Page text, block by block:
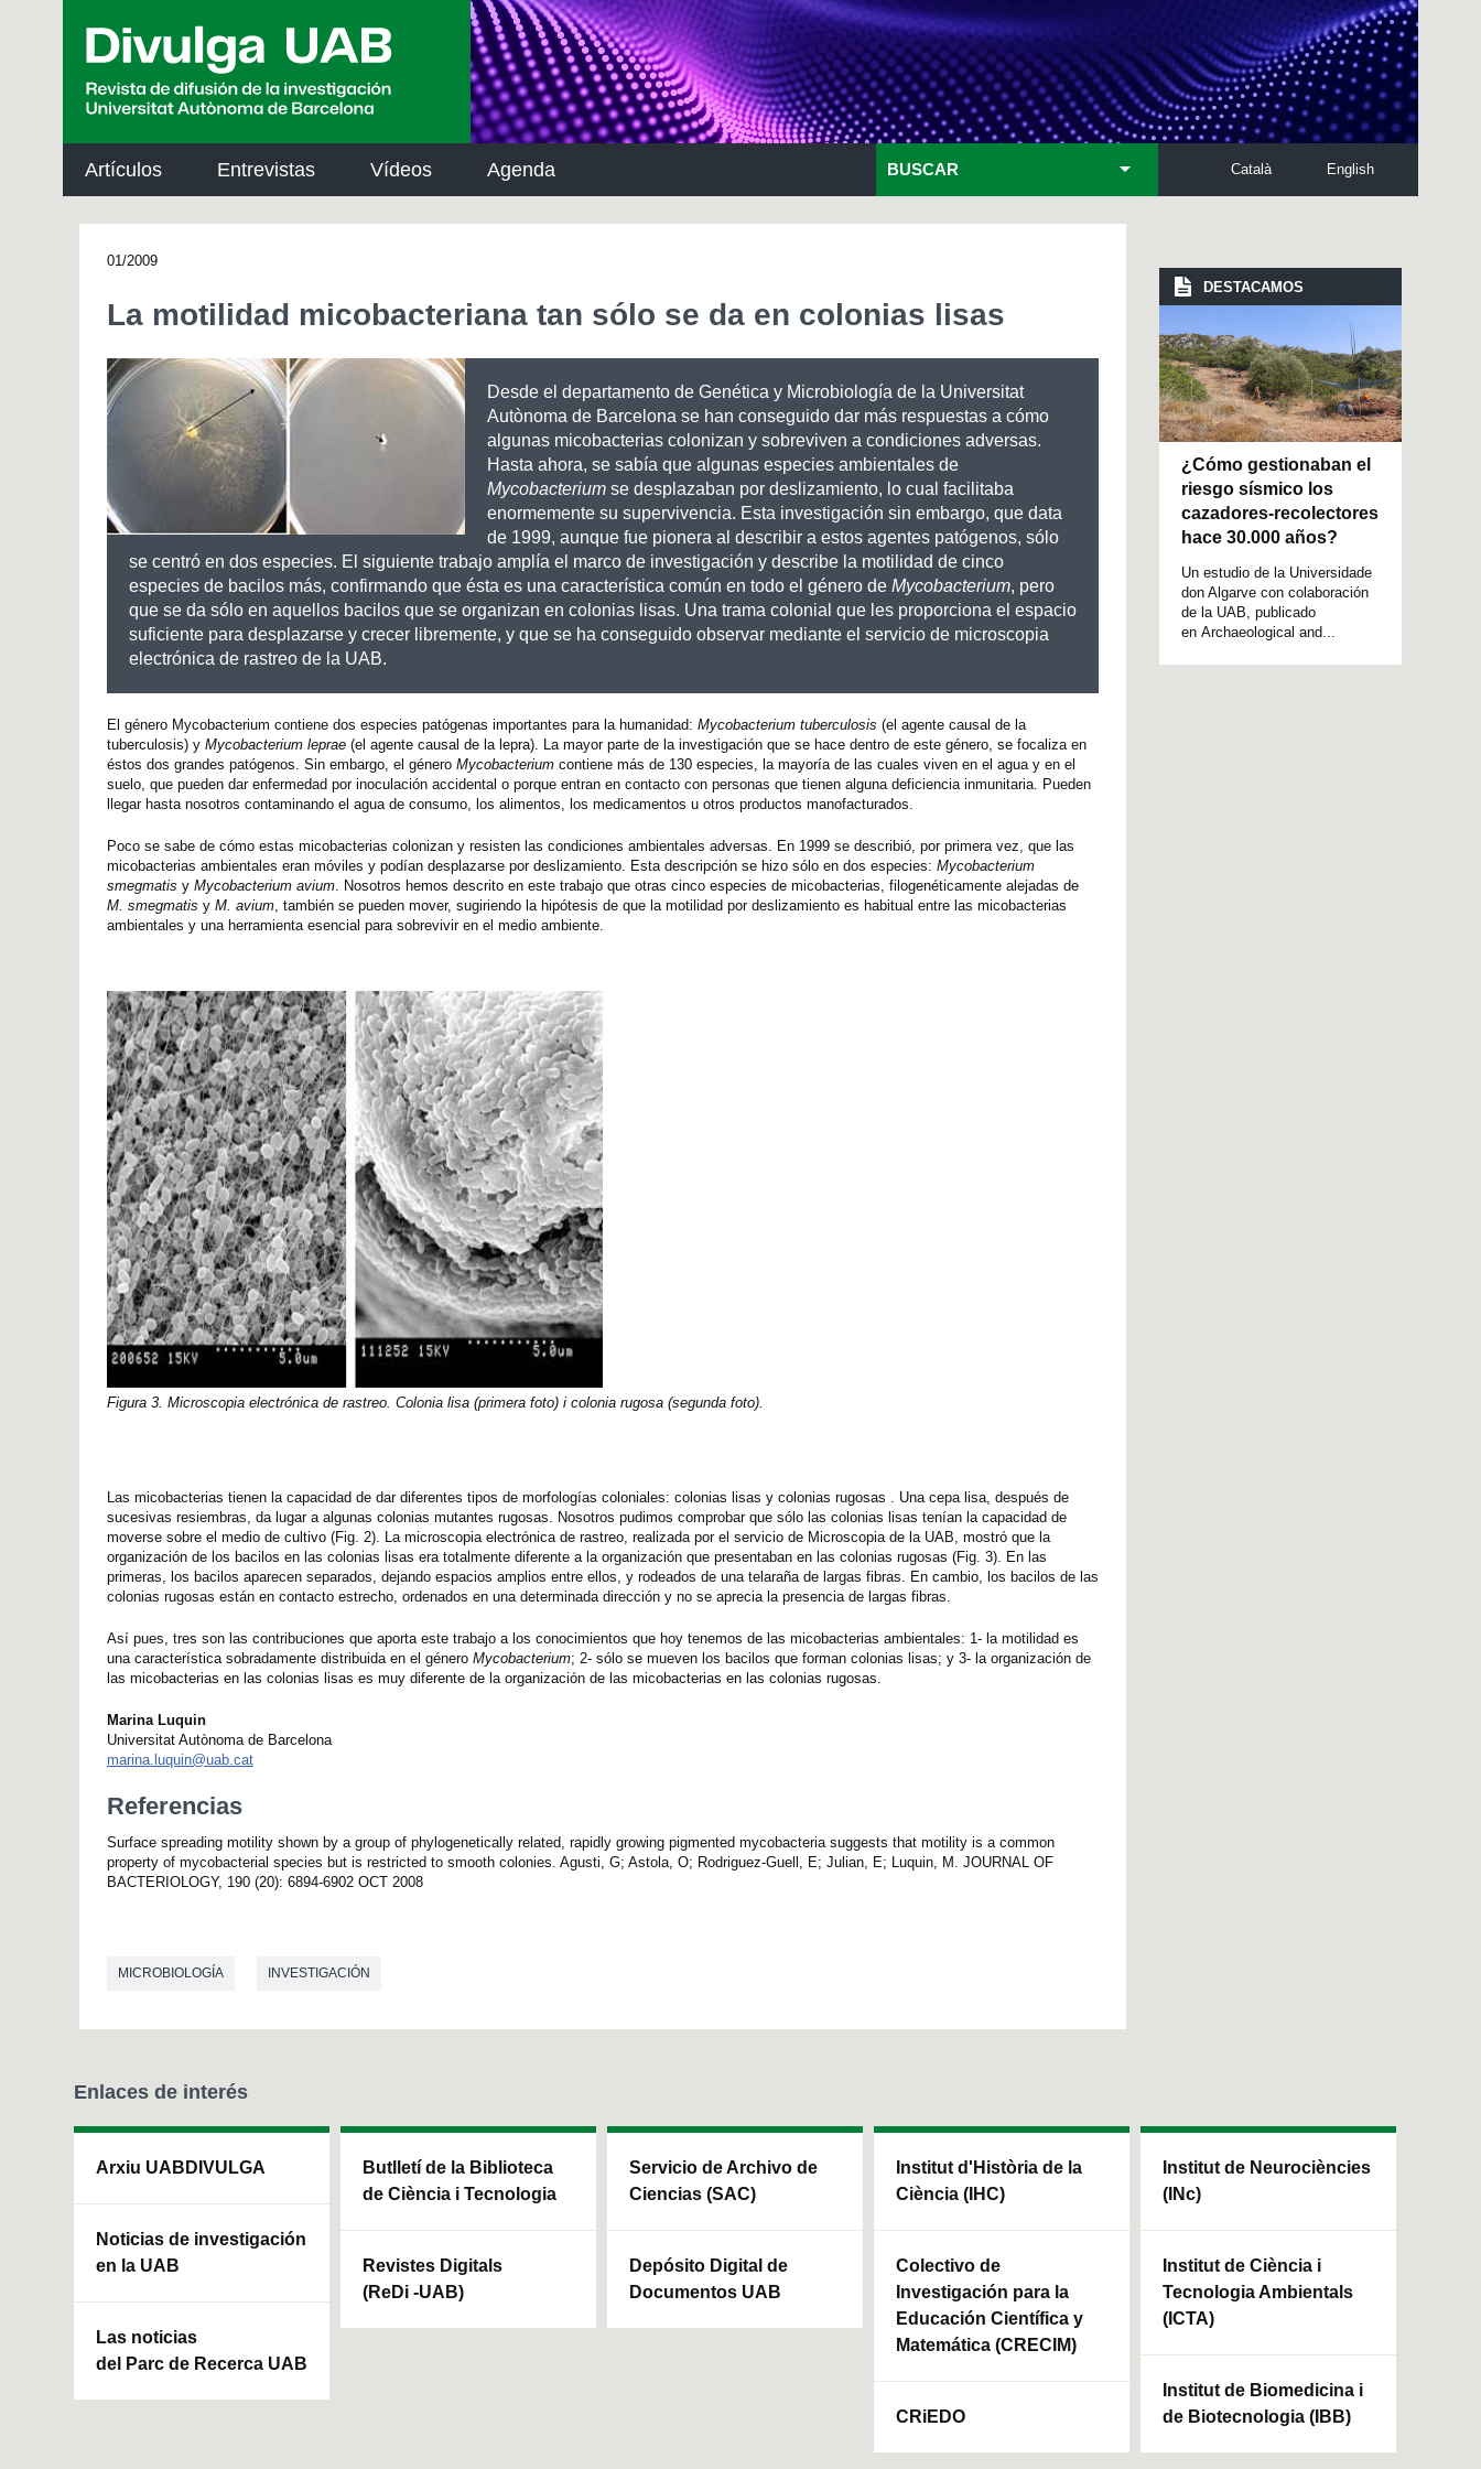
Artículos Entrevistas Vídeos Agenda English
Català
BUSCAR
01/2009
La motilidad micobacteriana tan sólo se da en colonias lisas
Desde el departamento de Genética y Microbiología de la Universitat
Autònoma de Barcelona se han conseguido dar más respuestas a cómo
algunas micobacterias colonizan y sobreviven a condiciones adversas.
Hasta ahora, se sabía que algunas especies ambientales de
Mycobacterium se desplazaban por deslizamiento, lo cual facilitaba
enormemente su supervivencia. Esta investigación sin embargo, que data
de 1999, aunque fue pionera al describir a estos agentes patógenos, sólo
se centró en dos especies. El siguiente trabajo amplía el marco de investigación y describe la motilidad de cinco
especies de bacilos más, confirmando que ésta es una característica común en todo el género de Mycobacterium, pero
que se da sólo en aquellos bacilos que se organizan en colonias lisas. Una trama colonial que les proporciona el espacio
suficiente para desplazarse y crecer libremente, y que se ha conseguido observar mediante el servicio de microscopia
electrónica de rastreo de la UAB.
El género Mycobacterium contiene dos especies patógenas importantes para la humanidad: Mycobacterium tuberculosis (el agente causal de la
tuberculosis) y Mycobacterium leprae (el agente causal de la lepra). La mayor parte de la investigación que se hace dentro de este género, se focaliza en
éstos dos grandes patógenos. Sin embargo, el género Mycobacterium contiene más de 130 especies, la mayoría de las cuales viven en el agua y en el
suelo, que pueden dar enfermedad por inoculación accidental o porque entran en contacto con personas que tienen alguna deficiencia inmunitaria. Pueden
llegar hasta nosotros contaminando el agua de consumo, los alimentos, los medicamentos u otros productos manofacturados.
Poco se sabe de cómo estas micobacterias colonizan y resisten las condiciones ambientales adversas. En 1999 se describió, por primera vez, que las
micobacterias ambientales eran móviles y podían desplazarse por deslizamiento. Esta descripción se hizo sólo en dos especies: Mycobacterium
smegmatis y Mycobacterium avium. Nosotros hemos descrito en este trabajo que otras cinco especies de micobacterias, filogenéticamente alejadas de
M. smegmatis y M. avium, también se pueden mover, sugiriendo la hipótesis de que la motilidad por deslizamiento es habitual entre las micobacterias
ambientales y una herramienta esencial para sobrevivir en el medio ambiente.
Figura 3. Microscopia electrónica de rastreo. Colonia lisa (primera foto) i colonia rugosa (segunda foto).
Las micobacterias tienen la capacidad de dar diferentes tipos de morfologías coloniales: colonias lisas y colonias rugosas . Una cepa lisa, después de
sucesivas resiembras, da lugar a algunas colonias mutantes rugosas. Nosotros pudimos comprobar que sólo las colonias lisas tenían la capacidad de
moverse sobre el medio de cultivo (Fig. 2). La microscopia electrónica de rastreo, realizada por el servicio de Microscopia de la UAB, mostró que la
organización de los bacilos en las colonias lisas era totalmente diferente a la organización que presentaban en las colonias rugosas (Fig. 3). En las
primeras, los bacilos aparecen separados, dejando espacios amplios entre ellos, y rodeados de una telaraña de largas fibras. En cambio, los bacilos de las
colonias rugosas están en contacto estrecho, ordenados en una determinada dirección y no se aprecia la presencia de largas fibras.
Así pues, tres son las contribuciones que aporta este trabajo a los conocimientos que hoy tenemos de las micobacterias ambientales: 1- la motilidad es
una característica sobradamente distribuida en el género Mycobacterium; 2- sólo se mueven los bacilos que forman colonias lisas; y 3- la organización de
las micobacterias en las colonias lisas es muy diferente de la organización de las micobacterias en las colonias rugosas.
Marina Luquin
Universitat Autònoma de Barcelona
marina.luquin@uab.cat
Referencias
Surface spreading motility shown by a group of phylogenetically related, rapidly growing pigmented mycobacteria suggests that motility is a common
property of mycobacterial species but is restricted to smooth colonies. Agusti, G; Astola, O; Rodriguez-Guell, E; Julian, E; Luquin, M. JOURNAL OF
BACTERIOLOGY, 190 (20): 6894-6902 OCT 2008
MICROBIOLOGÍA INVESTIGACIÓN
DESTACAMOS
¿Cómo gestionaban el
riesgo sísmico los
cazadores-recolectores
hace 30.000 años?
Un estudio de la Universidade
don Algarve con colaboración
de la UAB, publicado
en Archaeological and...
Enlaces de interés
Arxiu UABDIVULGA
Noticias de investigación
en la UAB
Las noticias
del Parc de Recerca UAB
Butlletí de la Biblioteca
de Ciència i Tecnologia
Revistes Digitals
(ReDi -UAB)
Servicio de Archivo de
Ciencias (SAC)
Depósito Digital de
Documentos UAB
Institut d'Història de la
Ciència (IHC)
Colectivo de
Investigación para la
Educación Científica y
Matemática (CRECIM)
CRiEDO
Institut de Neurociències
(INc)
Institut de Ciència i
Tecnologia Ambientals
(ICTA)
Institut de Biomedicina i
de Biotecnologia (IBB)